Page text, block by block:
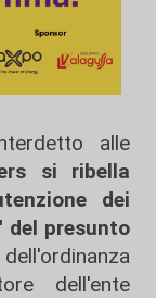
alle
si ribella
dei
del presunto
dell'ente